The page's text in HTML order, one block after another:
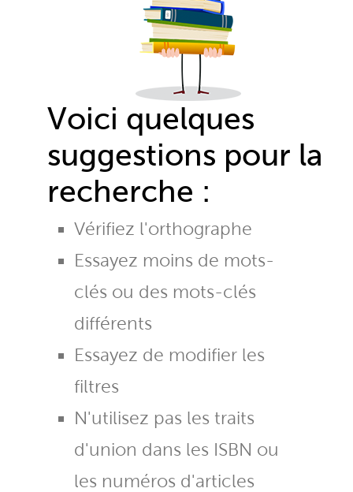
Voici quelques
suggestions pour la
recherche :
Vérifiez l'orthographe
Essayez moins de mots-
clés ou des mots-clés
différents
Essayez de modifier les
filtres
N'utilisez pas les traits
d'union dans les ISBN ou
les numéros d'articles